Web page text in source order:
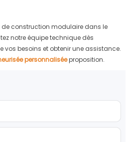
de construction modulaire dans le
notre équipe technique dès
vos besoins et obtenir une assistance.
personnaliséeproposition.